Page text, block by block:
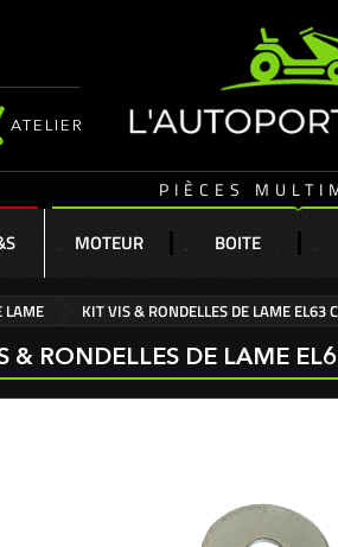
ATELIER
PIÈCES
MOTEUR BOITE
LAME KIT VIS & RONDELLES DE LAME EL63
& RONDELLES DE LAME